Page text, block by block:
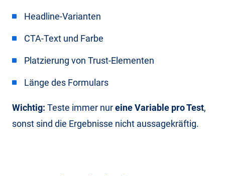
Headline-Varianten
CTA-Text und Farbe
Platzierung von Trust-Elementen
Länge des Formulars
Wichtig: Teste immer nureine Variable pro Test,
sonst sind die Ergebnisse nicht aussagekräftig.